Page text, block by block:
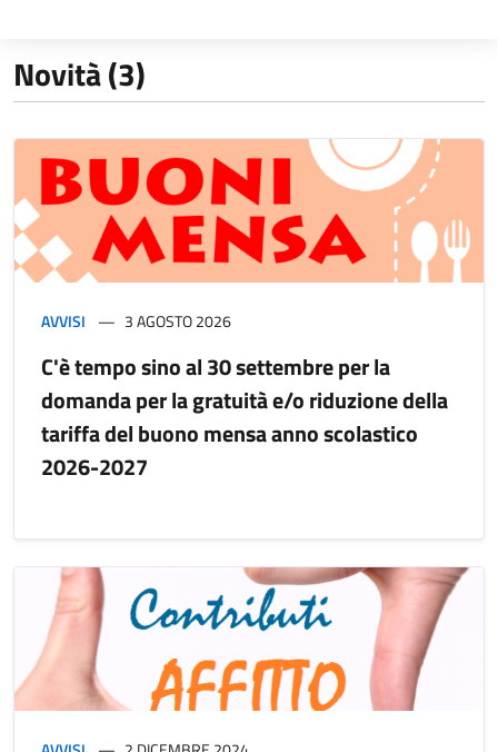
Novità (3)
AVVISI 3 AGOSTO 2026
C'è tempo sino al 30 settembre per la
domanda per la gratuità e/o riduzione della
tariffa del buono mensa anno scolastico
2026-2027